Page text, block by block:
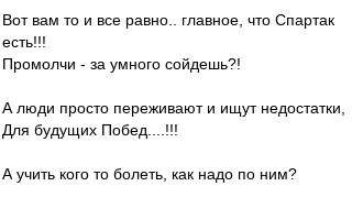
Вот вам то и все равно.. главное, что Спартак
есть!!!
Промолчи - за умного сойдешь?!
А люди просто переживают и ищут недостатки,
Для будущих Побед....!!!
А учить кого то болеть, как надо по ним?